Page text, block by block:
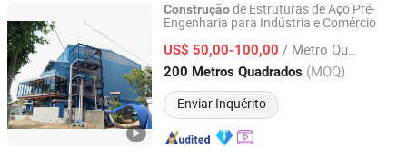
Construçãode Estruturas de Aço Pré-
Engenharia para Indústria e Comércio
US$ 50,00-100,00 / Metro Quadrado
200 Metros Quadrados (MOQ)
Enviar Inquérito
Qingdao KXD Steel Structure Co., Ltd.
Shandong, China Desde 2013